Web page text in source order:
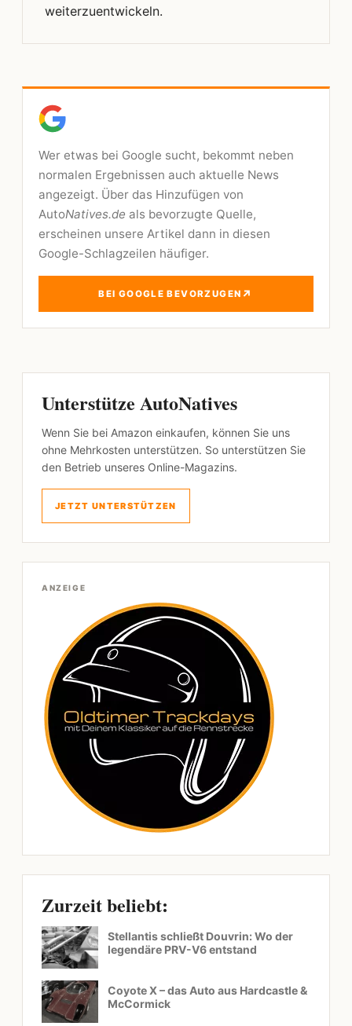
weiterzuentwickeln.
Wer etwas bei Google sucht, bekommt neben
normalen Ergebnissen auch aktuelle News
angezeigt. Über das Hinzufügen von
AutoNatives.de als bevorzugte Quelle,
erscheinen unsere Artikel dann in diesen
Google-Schlagzeilen häufiger.
BEI GOOGLE BEVORZUGEN ↗
Unterstütze AutoNatives
Wenn Sie bei Amazon einkaufen, können Sie uns
ohne Mehrkosten unterstützen. So unterstützen Sie
den Betrieb unseres Online-Magazins.
JETZT UNTERSTÜTZEN
ANZEIGE
Zurzeit beliebt:
Stellantis schließt Douvrin: Wo der
legendäre PRV-V6 entstand
Coyote X – das Auto aus Hardcastle &
McCormick